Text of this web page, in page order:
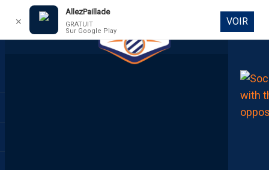
DIRECT
✕
AllezPaillade
GRATUIT
Sur Google Play
VOIR